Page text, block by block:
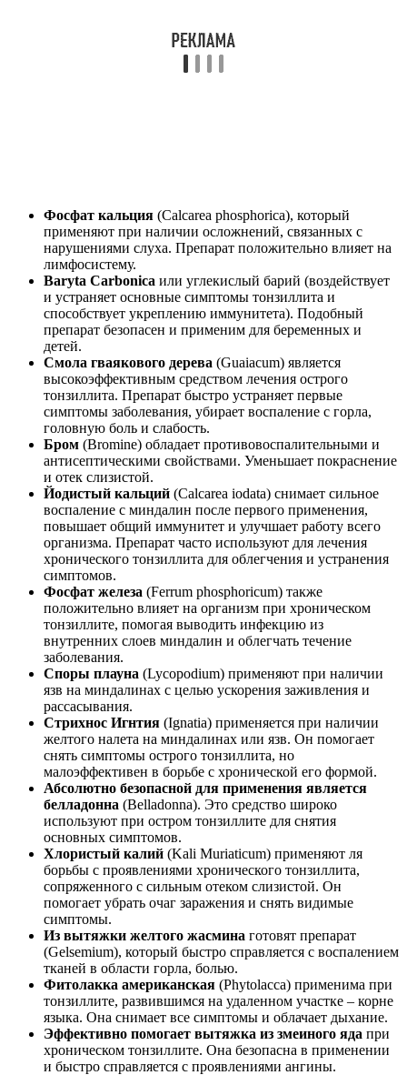
Фосфат кальция (Calcarea phosphorica), который
применяют при наличии осложнений, связанных с
нарушениями слуха. Препарат положительно влияет на
лимфосистему.
Baryta Carbonica или углекислый барий (воздействует
и устраняет основные симптомы тонзиллита и
способствует укреплению иммунитета). Подобный
препарат безопасен и применим для беременных и
детей.
Смола гваякового дерева (Guaiacum) является
высокоэффективным средством лечения острого
тонзиллита. Препарат быстро устраняет первые
симптомы заболевания, убирает воспаление с горла,
головную боль и слабость.
Бром (Bromine) обладает противовоспалительными и
антисептическими свойствами. Уменьшает покраснение
и отек слизистой.
Йодистый кальций (Calcarea iodata) снимает сильное
воспаление с миндалин после первого применения,
повышает общий иммунитет и улучшает работу всего
организма. Препарат часто используют для лечения
хронического тонзиллита для облегчения и устранения
симптомов.
Фосфат железа (Ferrum phosphoricum) также
положительно влияет на организм при хроническом
тонзиллите, помогая выводить инфекцию из
внутренних слоев миндалин и облегчать течение
заболевания.
Споры плауна (Lycopodium) применяют при наличии
язв на миндалинах с целью ускорения заживления и
рассасывания.
Стрихнос Игнтия (Ignatia) применяется при наличии
желтого налета на миндалинах или язв. Он помогает
снять симптомы острого тонзиллита, но
малоэффективен в борьбе с хронической его формой.
Абсолютно безопасной для применения является
белладонна (Belladonna). Это средство широко
используют при остром тонзиллите для снятия
основных симптомов.
Хлористый калий (Kali Muriaticum) применяют ля
борьбы с проявлениями хронического тонзиллита,
сопряженного с сильным отеком слизистой. Он
помогает убрать очаг заражения и снять видимые
симптомы.
Из вытяжки желтого жасмина готовят препарат
(Gelsemium), который быстро справляется с воспалением
тканей в области горла, болью.
Фитолакка американская (Phytolacca) применима при
тонзиллите, развившимся на удаленном участке – корне
языка. Она снимает все симптомы и облачает дыхание.
Эффективно помогает вытяжка из змеиного яда при
хроническом тонзиллите. Она безопасна в применении
и быстро справляется с проявлениями ангины.